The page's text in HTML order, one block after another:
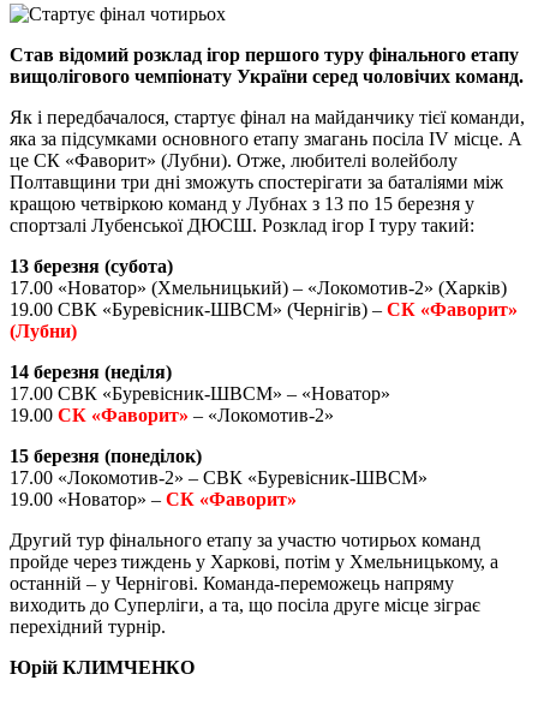
Став відомий розклад ігор першого туру фінального етапу
вищолігового чемпіонату України серед чоловічих команд.
Як і передбачалося, стартує фінал на майданчику тієї команди,
яка за підсумками основного етапу змагань посіла ІV місце. А
це СК «Фаворит» (Лубни). Отже, любителі волейболу
Полтавщини три дні зможуть спостерігати за баталіями між
кращою четвіркою команд у Лубнах з 13 по 15 березня у
спортзалі Лубенської ДЮСШ. Розклад ігор І туру такий:
13 березня (субота)
17.00 «Новатор» (Хмельницький) – «Локомотив-2» (Харків)
19.00 СВК «Буревісник-ШВСМ» (Чернігів) – СК «Фаворит»
(Лубни)
14 березня (неділя)
17.00 СВК «Буревісник-ШВСМ» – «Новатор»
19.00 СК «Фаворит» – «Локомотив-2»
15 березня (понеділок)
17.00 «Локомотив-2» – СВК «Буревісник-ШВСМ»
19.00 «Новатор» – СК «Фаворит»
Другий тур фінального етапу за участю чотирьох команд
пройде через тиждень у Харкові, потім у Хмельницькому, а
останній – у Чернігові. Команда-переможець напряму
виходить до Суперліги, а та, що посіла друге місце зіграє
перехідний турнір.
Юрій КЛИМЧЕНКО